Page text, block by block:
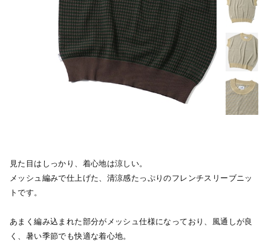
見た目はしっかり、着心地は涼しい。
メッシュ編みで仕上げた、清涼感たっぷりのフレンチスリーブニッ
トです。
あまく編み込まれた部分がメッシュ仕様になっており、風通しが良
く、暑い季節でも快適な着心地。